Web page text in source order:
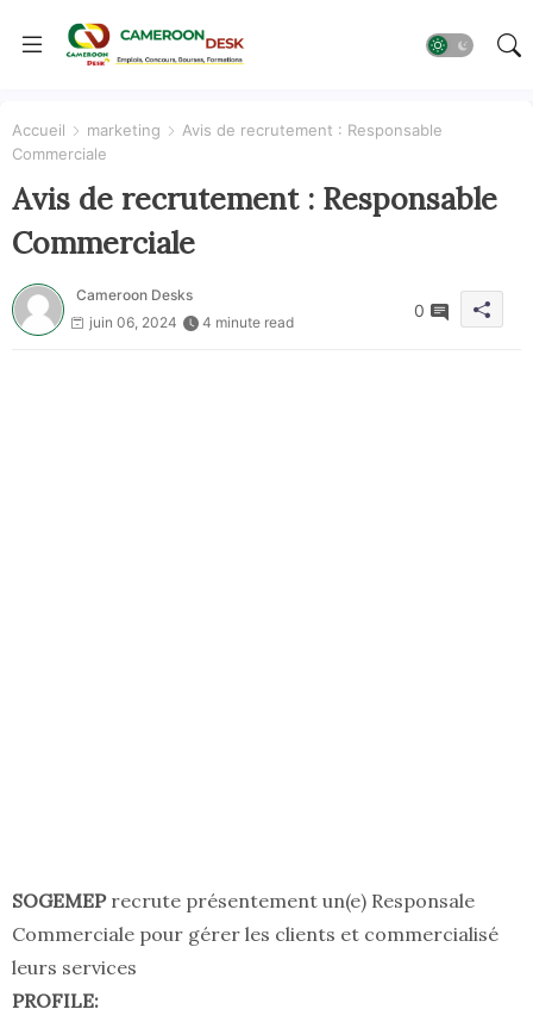
Accueil marketing
Avis de recrutement : Responsable
Commerciale
Avis de recrutement : Responsable
Commerciale
Cameroon Desks
juin 06, 2024
4 minute read
0
SOGEMEP recrute présentement un(e) Responsale
Commerciale pour gérer les clients et commercialisé
leurs services
PROFILE: